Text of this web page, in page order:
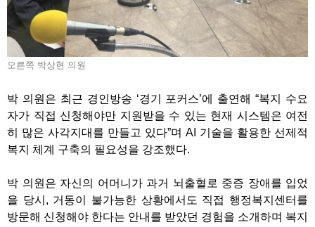
오른쪽 박상현 의원
박 의원은 최근 경인방송 ‘경기 포커스’에 출연해 “복지 수요
자가 직접 신청해야만 지원받을 수 있는 현재 시스템은 여전
히 많은 사각지대를 만들고 있다”며 AI 기술을 활용한 선제적
복지 체계 구축의 필요성을 강조했다.
박 의원은 자신의 어머니가 과거 뇌출혈로 중증 장애를 입었
을 당시, 거동이 불가능한 상황에서도 직접 행정복지센터를
방문해 신청해야 한다는 안내를 받았던 경험을 소개하며 복지